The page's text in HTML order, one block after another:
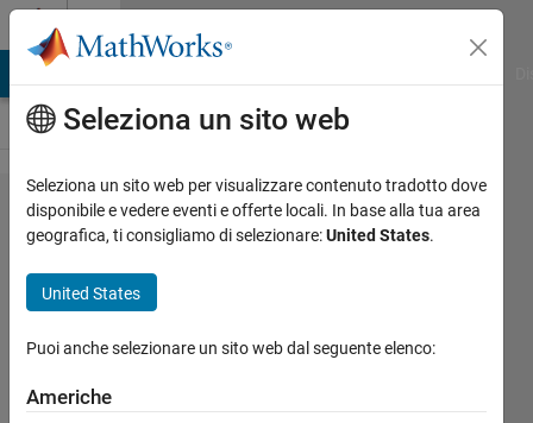
Vai al contenuto
Problem
1790. 01
- Scalar
variables
Samuel
Thrysøe
Seleziona un sito web
Seleziona un sito web per visualizzare contenuto tradotto dove
disponibile e vedere eventi e offerte locali. In base alla tua area
geografica, ti consigliamo di selezionare:United States.
United States
Puoi anche selezionare un sito web dal seguente elenco:
Americhe